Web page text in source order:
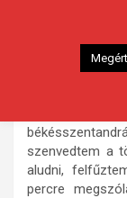
Halfaj:
Fogott hal
szenvedtem a
aludni,
percre